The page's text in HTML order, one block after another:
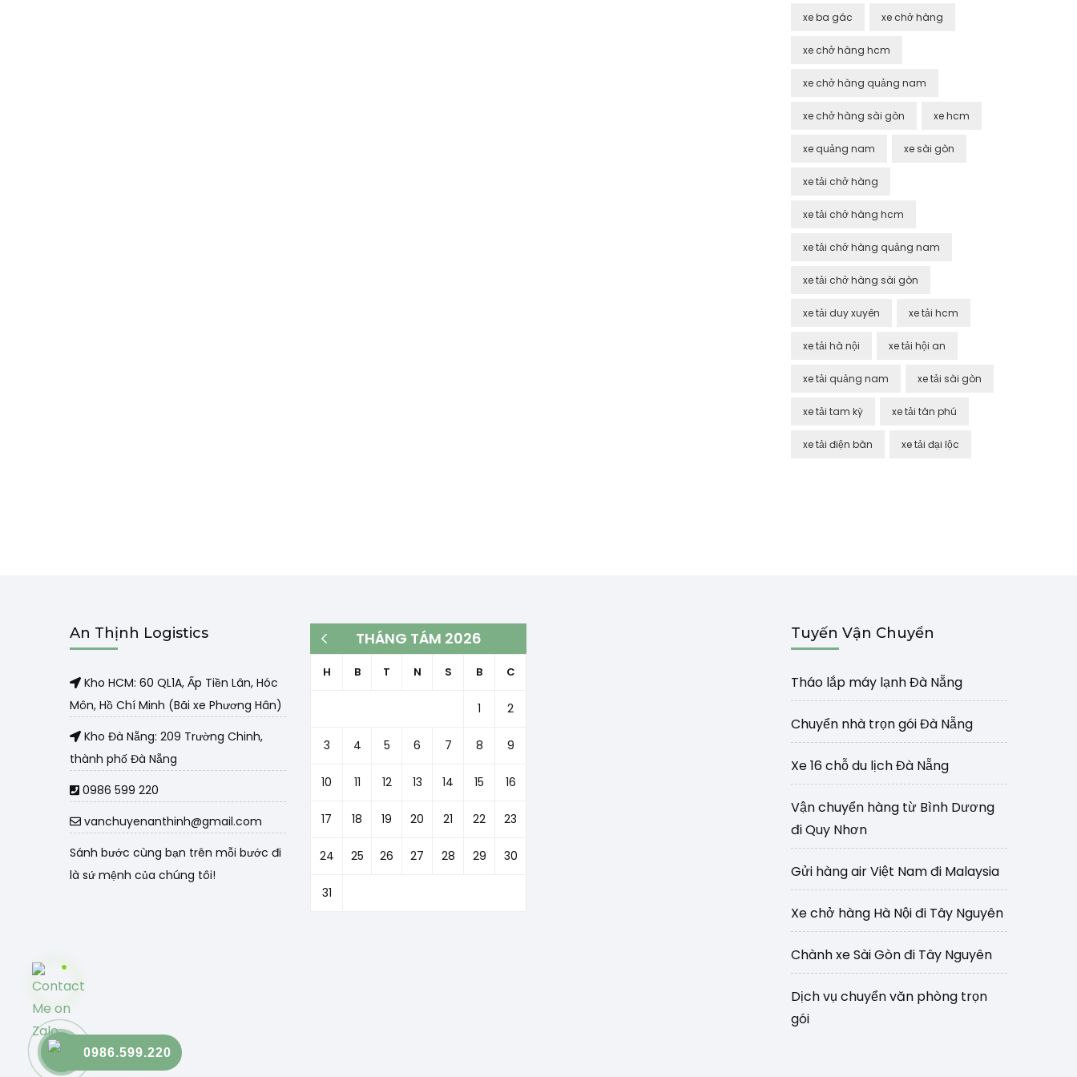
xe ba gác xe chở hàng
xe chở hàng hcm
xe chở hàng quảng nam
xe chở hàng sài gòn xe hcm
xe quảng nam xe sài gòn
xe tải chở hàng
xe tải chở hàng hcm
xe tải chở hàng quảng nam
xe tải chở hàng sài gòn
xe tải duy xuyên xe tải hcm
xe tải hà nội xe tải hội an
xe tải quảng nam xe tải sài gòn
xe tải tam kỳ xe tải tân phú
xe tải điện bàn xe tải đại lộc
An Thịnh Logistics
Kho HCM: 60 QL1A, Ấp Tiền Lân, Hóc
Môn, Hồ Chí Minh (Bãi xe Phương Hân)
Kho Đà Nẵng: 209 Trường Chinh,
thành phố Đà Nẵng
0986 599 220
vanchuyenanthinh@gmail.com
Sánh bước cùng bạn trên mỗi bước đi
là sứ mệnh của chúng tôi!
THÁNG TÁM 2026
H B T N S B C
1 2
3 4 5 6 7 8 9
10 11 12 13 14 15 16
17 18 19 20 21 22 23
24 25 26 27 28 29 30
31
« Th3 Tuyến Vận Chuyển
Tháo lắp máy lạnh Đà Nẵng
Chuyển nhà trọn gói Đà Nẵng
Xe 16 chỗ du lịch Đà Nẵng
Vận chuyển hàng từ Bình Dương
đi Quy Nhơn
Gửi hàng air Việt Nam đi Malaysia
Xe chở hàng Hà Nội đi Tây Nguyên
Chành xe Sài Gòn đi Tây Nguyên
Dịch vụ chuyển văn phòng trọn
gói
0986.599.220